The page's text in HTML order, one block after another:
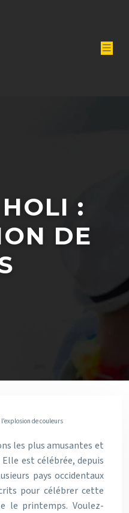
:
DE
de couleurs
les plus amusantes et
est célébrée, depuis
pays occidentaux
pour célébrer cette
le printemps. Voulez-